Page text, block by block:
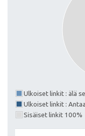
Ulkoiset linkit : älä
Ulkoiset linkit :
Sisäiset linkit 100%